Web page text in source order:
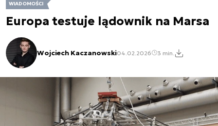
WIADOMOŚCI
Europa testuje lądownik na Marsa
Wojciech Kaczanowski04.02.2026 3 min.